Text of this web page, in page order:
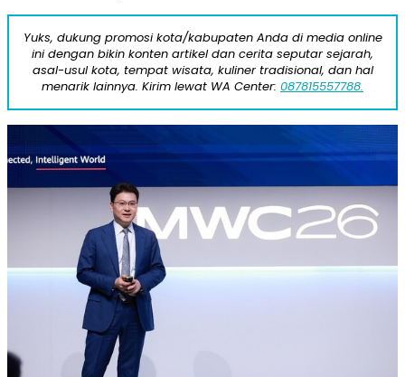
Yuks, dukung promosi kota/kabupaten Anda di media online
ini dengan bikin konten artikel dan cerita seputar sejarah,
asal-usul kota, tempat wisata, kuliner tradisional, dan hal
menarik lainnya. Kirim lewat WA Center: 087815557788.